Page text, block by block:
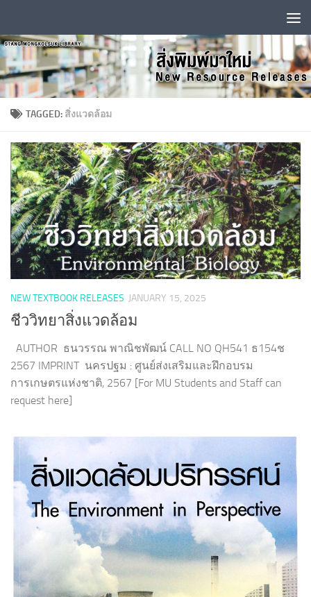
TAGGED: สิ่งแวดล้อม
NEW TEXTBOOK RELEASES JANUARY 15, 2025
ชีววิทยาสิ่งแวดล้อม
AUTHOR ธนวรรณ พาณิชพัฒน์ CALL NO QH541 ธ154ช
2567 IMPRINT นครปฐม : ศูนย์ส่งเสริมและฝึกอบรม
การเกษตรแห่งชาติ, 2567 [For MU Students and Staff can
request here]